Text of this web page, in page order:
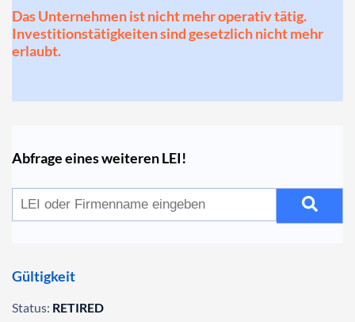
Das Unternehmen ist nicht mehr operativ tätig.
Investitionstätigkeiten sind gesetzlich nicht mehr
erlaubt.
Abfrage eines weiteren LEI!
Gültigkeit
Status: RETIRED